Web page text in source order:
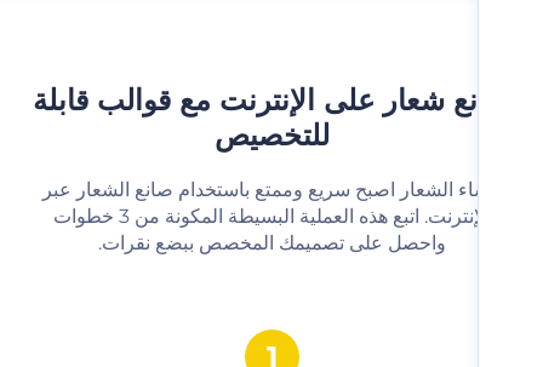
شعار على الإنترنت مع قوالب قابلة
للتخصيص
الشعار اصبح سريع وممتع باستخدام صانع الشعار عبر
الإنترنت. اتبع هذه العملية البسيطة المكونة من 3 خطوات
واحصل على تصميمك المخصص ببضع نقرات.‬